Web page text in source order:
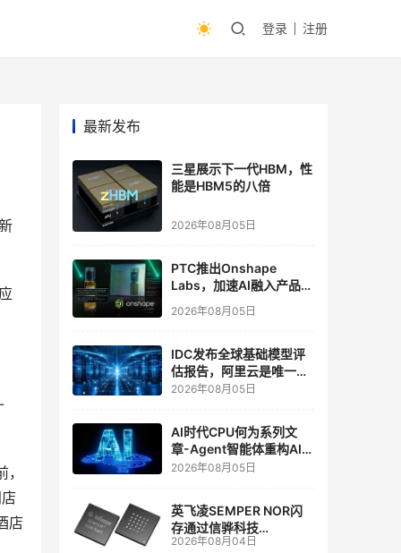
登录 注册
店
最新发布
三星展示下一代HBM，性
能是HBM5的八倍
2026年08月05日
PTC推出Onshape
Labs，加速AI融入产品开
发流程
2026年08月05日
IDC发布全球基础模型评
估报告，阿里云是唯一入
选“领导者”象限的中国厂
2026年08月05日
AI时代CPU何为系列文
章-Agent智能体重构AI
Infra基础设施
2026年08月05日
英飞凌SEMPER NOR闪
存通过信骅科技
AST2700 BMC认证，全
2026年08月04日